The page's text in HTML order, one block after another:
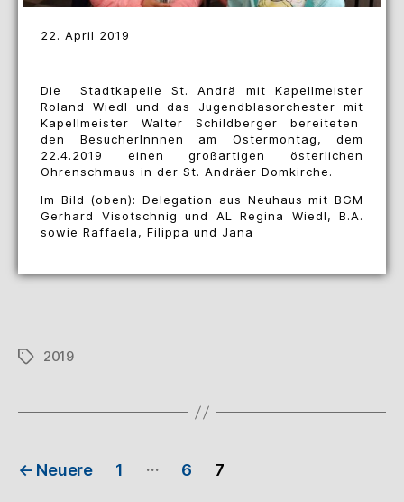
22. April 2019
Die Stadtkapelle St. Andrä mit Kapellmeister
Roland Wiedl und das Jugendblasorchester mit
Kapellmeister Walter Schildberger bereiteten
den BesucherInnnen am Ostermontag, dem
22.4.2019 einen großartigen österlichen
Ohrenschmaus in der St. Andräer Domkirche.
Im Bild (oben): Delegation aus Neuhaus mit BGM
Gerhard Visotschnig und AL Regina Wiedl, B.A.
sowie Raffaela, Filippa und Jana
2019
← Neuere 1 … 6 7